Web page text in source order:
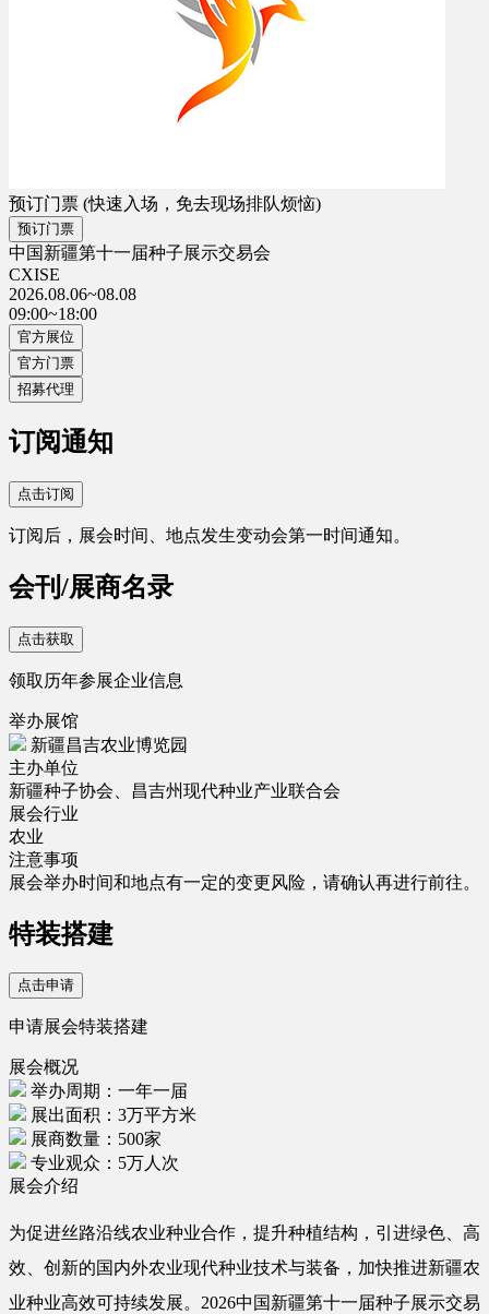
预订门票 (快速入场，免去现场排队烦恼)
预订门票
中国新疆第十一届种子展示交易会
CXISE
2026.08.06~08.08
09:00~18:00
官方展位
官方门票
招募代理
订阅通知
点击订阅
订阅后，展会时间、地点发生变动会第一时间通知。
会刊/展商名录
点击获取
领取历年参展企业信息
举办展馆
新疆昌吉农业博览园
主办单位
新疆种子协会、昌吉州现代种业产业联合会
展会行业
农业
注意事项
展会举办时间和地点有一定的变更风险，请确认再进行前往。
特装搭建
点击申请
申请展会特装搭建
展会概况
举办周期：一年一届
展出面积：3万平方米
展商数量：500家
专业观众：5万人次
展会介绍
为促进丝路沿线农业种业合作，提升种植结构，引进绿色、高
效、创新的国内外农业现代种业技术与装备，加快推进新疆农
业种业高效可持续发展。2026中国新疆第十一届种子展示交易